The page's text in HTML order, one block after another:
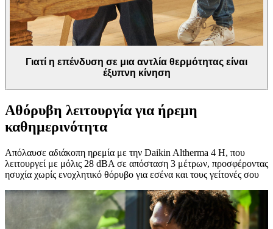
Γιατί η επένδυση σε μια αντλία θερμότητας είναι
έξυπνη κίνηση
Αθόρυβη λειτουργία για ήρεμη
καθημερινότητα
Απόλαυσε αδιάκοπη ηρεμία με την Daikin Altherma 4 H, που
λειτουργεί με μόλις 28 dBA σε απόσταση 3 μέτρων, προσφέροντας
ησυχία χωρίς ενοχλητικό θόρυβο για εσένα και τους γείτονές σου